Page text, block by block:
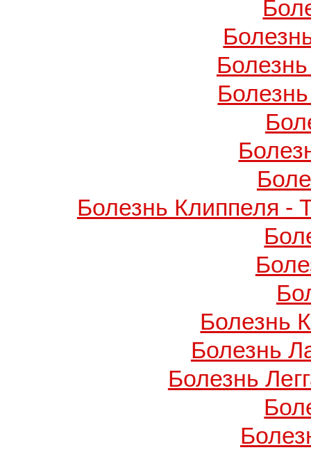
Болезнь Клиппеля -
Болезнь
Болезнь
Болезнь